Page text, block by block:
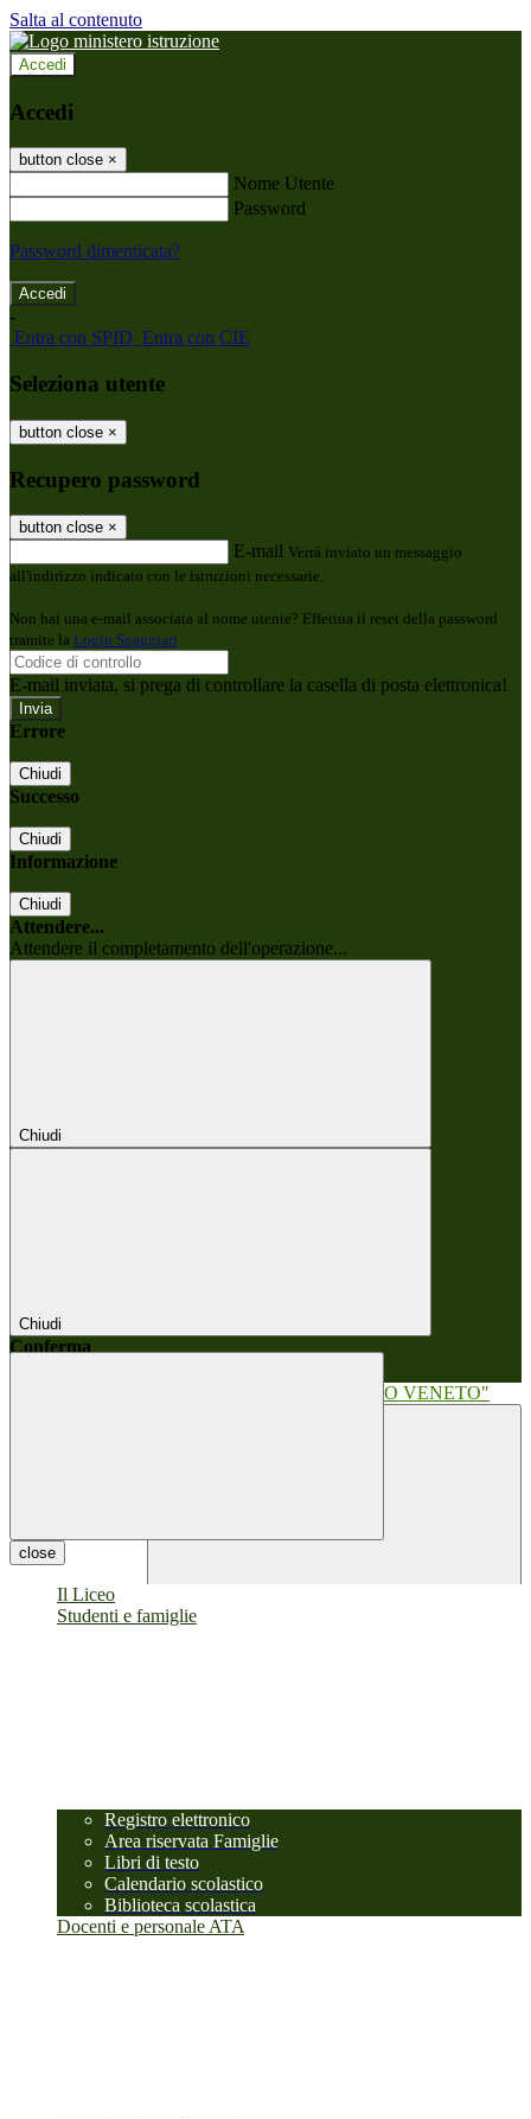
Salta al contenuto
Accedi
Accedi
button close ×
Nome Utente
Password
Password dimenticata?
-
Entra con SPID Entra con CIE
Seleziona utente
button close ×
Recupero password
button close ×
E-mail Verrà inviato un messaggio
all'indirizzo indicato con le istruzioni necessarie.
Non hai una e-mail associata al nome utente? Effettua il reset della password
tramite la Login Spaggiari
E-mail inviata, si prega di controllare la casella di posta elettronica!
Errore
Chiudi
Successo
Chiudi
Informazione
Chiudi
Attendere...
Attendere il completamento dell'operazione...
Chiudi
Chiudi
Conferma
close
Il Liceo
Studenti e famiglie
Registro elettronico
Area riservata Famiglie
Libri di testo
Calendario scolastico
Biblioteca scolastica
Docenti e personale ATA